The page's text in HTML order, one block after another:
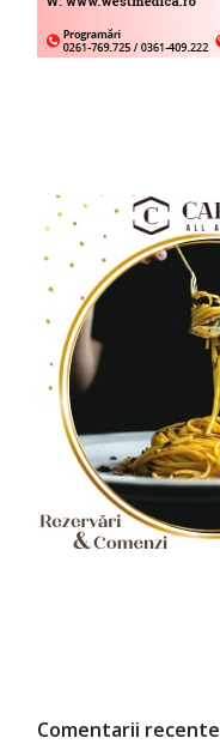
Comentarii recente